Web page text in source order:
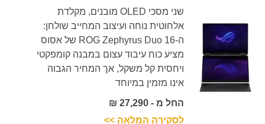
שני מסכי OLED מובנים, מקלדת
אלחוטית נוחה ועיצוב המחייב שולחן:
ה-ROG Zephyrus Duo 16 של אסוס
מציע כוח עיבוד עצום במבנה קומפקטי
ויחסית קל משקל, אך המחיר הגבוה
אינו מזמין במיוחד
החל מ - 27,290 ₪
לסקירה המלאה >>